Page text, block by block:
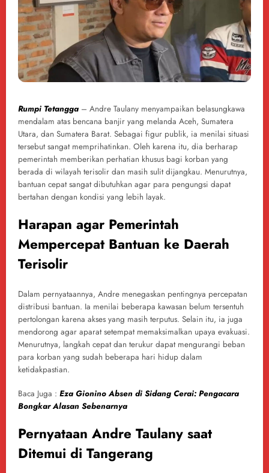
Rumpi Tetangga – Andre Taulany menyampaikan belasungkawa
mendalam atas bencana banjir yang melanda Aceh, Sumatera
Utara, dan Sumatera Barat. Sebagai figur publik, ia menilai situasi
tersebut sangat memprihatinkan. Oleh karena itu, dia berharap
pemerintah memberikan perhatian khusus bagi korban yang
berada di wilayah terisolir dan masih sulit dijangkau. Menurutnya,
bantuan cepat sangat dibutuhkan agar para pengungsi dapat
bertahan dengan kondisi yang lebih layak.
Harapan agar Pemerintah
Mempercepat Bantuan ke Daerah
Terisolir
Dalam pernyataannya, Andre menegaskan pentingnya percepatan
distribusi bantuan. Ia menilai beberapa kawasan belum tersentuh
pertolongan karena akses yang masih terputus. Selain itu, ia juga
mendorong agar aparat setempat memaksimalkan upaya evakuasi.
Menurutnya, langkah cepat dan terukur dapat mengurangi beban
para korban yang sudah beberapa hari hidup dalam
ketidakpastian.
Baca Juga : Eza Gionino Absen di Sidang Cerai: Pengacara
Bongkar Alasan Sebenarnya
Pernyataan Andre Taulany saat
Ditemui di Tangerang